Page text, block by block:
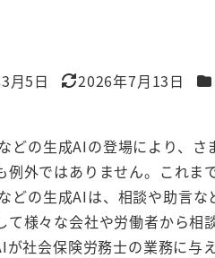
月5日
更新日
2026年7月13日
どの生成AIの登場により、
例外ではありません。これま
どの生成AIは、相談や助言
て様々な会社や労働者から相
が社会保険労務士の業務に与